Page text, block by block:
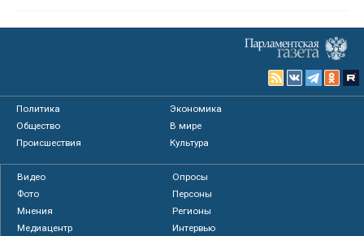
Политика
Экономика
Общество
В мире
Происшествия
Культура
Видео
Опросы
Фото
Персоны
Мнения
Регионы
Медиацентр
Интервью